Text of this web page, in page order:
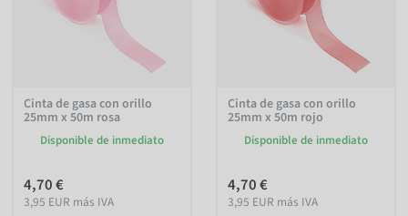
Cinta de gasa con orillo
25mm x 50m rosa
Disponible de inmediato
4,70 €
3,95 EUR más IVA
Cinta de gasa con orillo
25mm x 50m rojo
Disponible de inmediato
4,70 €
3,95 EUR más IVA